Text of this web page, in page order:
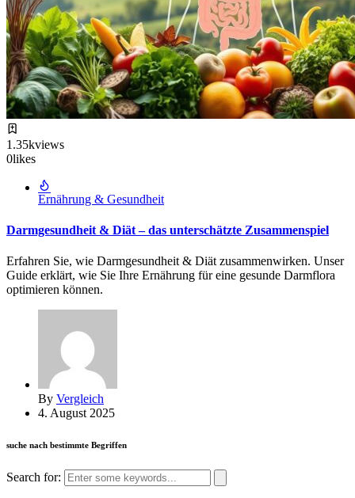
1.35kviews
0likes
Ernährung & Gesundheit
Darmgesundheit & Diät – das unterschätzte Zusammenspiel
Erfahren Sie, wie Darmgesundheit & Diät zusammenwirken. Unser
Guide erklärt, wie Sie Ihre Ernährung für eine gesunde Darmflora
optimieren können.
By Vergleich
4. August 2025
suche nach bestimmte Begriffen
Search for: